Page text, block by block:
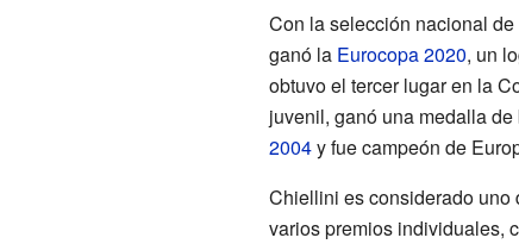
Con la selección nacional
ganó la Eurocopa 2020, un
obtuvo el tercer lugar en la
juvenil, ganó una medalla
2004y fue campeón de
Chiellini es considerado uno
varios premios individuales,